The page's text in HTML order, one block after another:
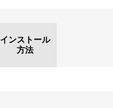
インストール
方法